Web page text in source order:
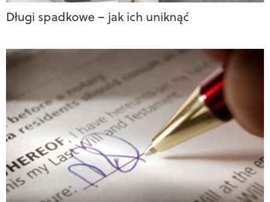
Długi spadkowe – jak ich uniknąć